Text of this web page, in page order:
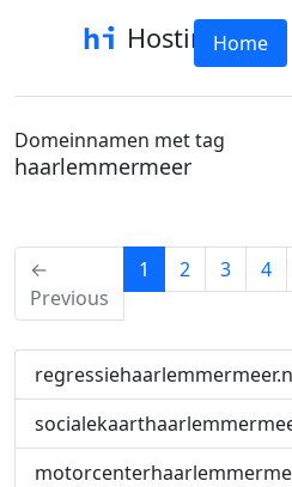
HostinfoHome
Domeinnamen met tag
haarlemmermeer
←
Previous
1 (current)
2 3 4